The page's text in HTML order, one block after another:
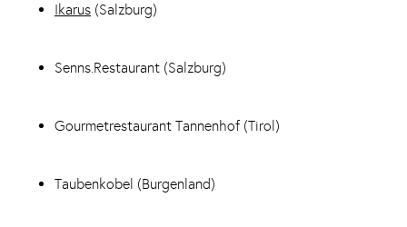
Ikarus (Salzburg)
Senns.Restaurant (Salzburg)
Gourmetrestaurant Tannenhof (Tirol)
Taubenkobel (Burgenland)